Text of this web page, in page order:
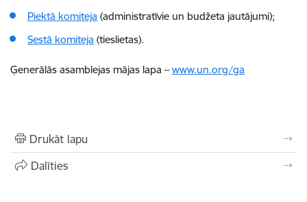
Piektā komiteja (administratīvie un budžeta jautājumi);
Sestā komiteja (tieslietas).
Ģenerālās asamblejas mājas lapa –www.un.org/ga
Drukāt lapu
Dalīties